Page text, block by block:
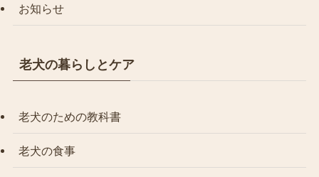
お知らせ
老犬の暮らしとケア
老犬のための教科書
老犬の食事